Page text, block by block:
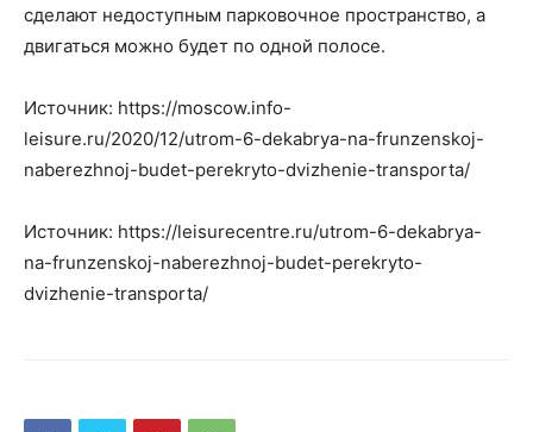
сделают недоступным парковочное пространство, а
двигаться можно будет по одной полосе.
Источник: https://moscow.info-
leisure.ru/2020/12/utrom-6-dekabrya-na-frunzenskoj-
naberezhnoj-budet-perekryto-dvizhenie-transporta/
Источник: https://leisurecentre.ru/utrom-6-dekabrya-
na-frunzenskoj-naberezhnoj-budet-perekryto-
dvizhenie-transporta/